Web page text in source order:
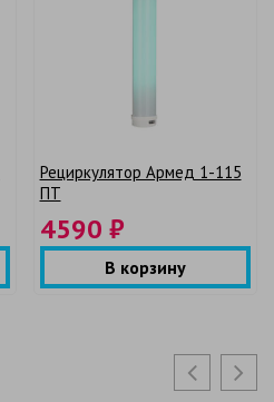
Рециркулятор Армед 1-115
ПТ
4590 ₽
В корзину